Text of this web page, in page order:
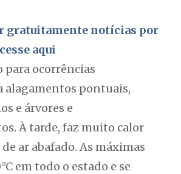
gratuitamente notícias por
aqui
para ocorrências
alagamentos pontuais,
e árvores e
À tarde, faz muito calor
ar abafado. As máximas
em todo o estado e se